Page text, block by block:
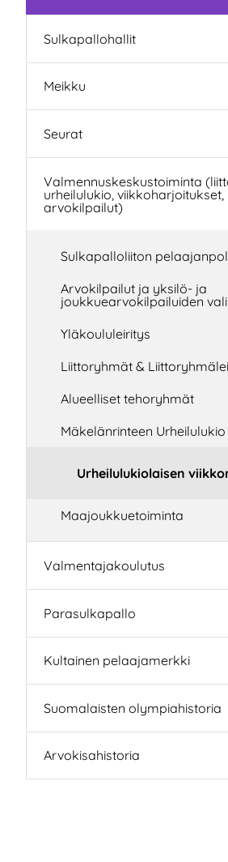
Sulkapallohallit
Meikku
Seurat
Valmennuskeskustoiminta
urheilulukio, viikkoharjoitukset,
arvokilpailut)
Sulkapalloliiton
Arvokilpailut ja yksilö- ja
joukkuearvokilpailuiden
Yläkoululeiritys
Liittoryhmät &
Alueelliset tehoryhmät
Mäkelänrinteen
Urheilulukiolaisen
Maajoukkuetoiminta
Valmentajakoulutus
Parasulkapallo
Kultainen pelaajamerkki
Suomalaisten olympiahistoria
Arvokisahistoria